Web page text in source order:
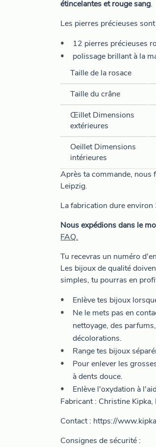
étincelantes et rouge sang.
Les pierres précieuses
12 pierres précieuses
polissage brillant à la
Taille de la rosace
Taille du crâne
Œillet Dimensions
extérieures
Oeillet Dimensions
intérieures
Après ta commande, nous
Leipzig.
La fabrication dure
Nous expédions dans le
FAQ.
Tu recevras un numéro
Les bijoux de qualité
simples, tu pourras en
Enlève tes bijoux
Ne le mets pas en
nettoyage, des
décolorations.
Range tes bijoux
Pour enlever les
à dents douce.
Enlève l'oxydation à
Fabricant : Christine
Contact : https://
Consignes de sécurité :